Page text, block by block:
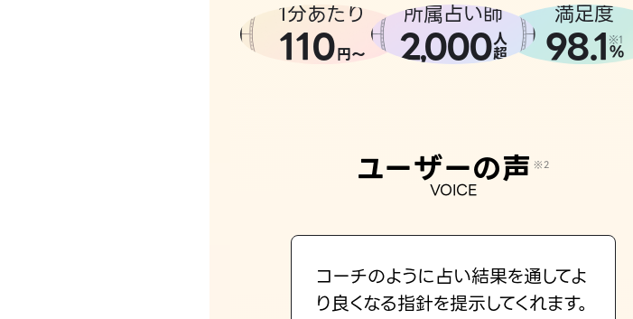
1分あたり
110円〜
所属占い師
2,000人
超
満足度
98.1 ※1
%
ユーザーの声 ※2
VOICE
コーチのように占い結果を通してよ
り良くなる指針を提示してくれます。